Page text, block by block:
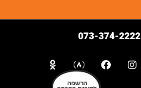
073-374-2222
הרשמה